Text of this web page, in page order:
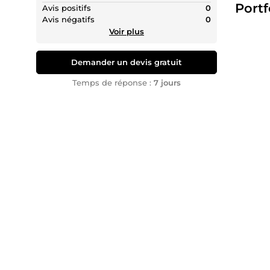
Avis positifs
0
Avis négatifs
0
Voir plus
Demander un devis gratuit
Temps de réponse : 7 jours